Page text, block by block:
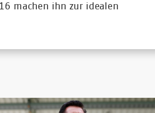
machen ihn zur idealen